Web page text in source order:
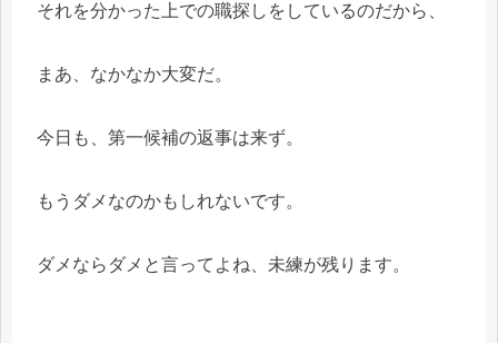
それを分かった上での職探しをしているのだから、
まあ、なかなか大変だ。
今日も、第一候補の返事は来ず。
もうダメなのかもしれないです。
ダメならダメと言ってよね、未練が残ります。